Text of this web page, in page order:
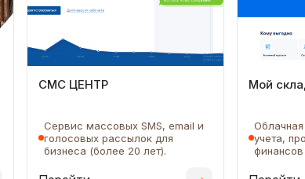
СМС ЦЕНТР
Сервис массовых SMS, email и
голосовых рассылок для
бизнеса (более 20 лет).
Мой
Облачная
учета,